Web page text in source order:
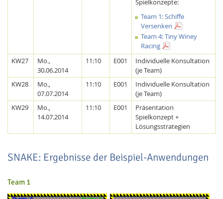
Spielkonzepte:
Team 1: Schiffe
Versenken
Team 4: Tiny Winey
Racing
KW27
Mo.,
30.06.2014
11:10 E001
Individuelle Konsultation
(je Team)
KW28
Mo.,
07.07.2014
11:10 E001
Individuelle Konsultation
(je Team)
KW29
Mo.,
14.07.2014
11:10 E001
Präsentation
Spielkonzept +
Lösungsstrategien
SNAKE: Ergebnisse der Beispiel-Anwendungen
Team 1